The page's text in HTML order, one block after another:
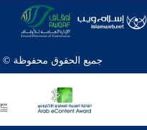
جميع الحقوق محفوظة © 2026 - 1998 لشبكة إسلام ويب